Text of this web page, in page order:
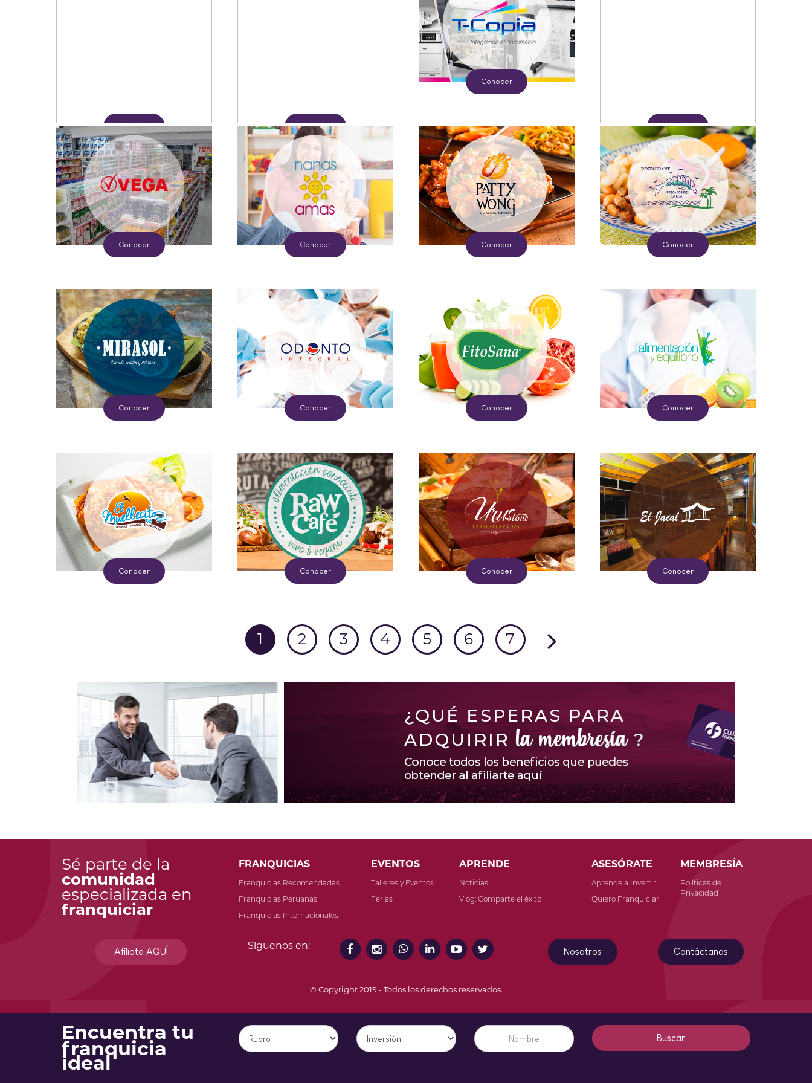
Conocer Conocer
Conocer
Conocer
Conocer Conocer Conocer Conocer
Conocer Conocer Conocer Conocer
Conocer Conocer Conocer Conocer
1 2 3 4 5 6 7
Sé parte de la
comunidad
especializada en
franquiciar
FRANQUICIAS
Franquicias Recomendadas
Franquicias Peruanas
Franquicias Internacionales
EVENTOS
Talleres y Eventos
Ferias
APRENDE
Noticias
Vlog: Comparte el éxito
ASESÓRATE
Aprende a Invertir
Quiero Franquiciar
MEMBRESÍA
Políticas de
Privacidad
Afíliate AQUÍ
Síguenos en:
Nosotros Contáctanos
© Copyright 2019 - Todos los derechos reservados.
Encuentra tu
franquicia
ideal
Buscar